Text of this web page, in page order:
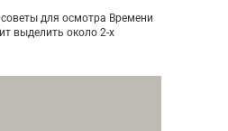
для осмотра Времени
выделить около 2-х